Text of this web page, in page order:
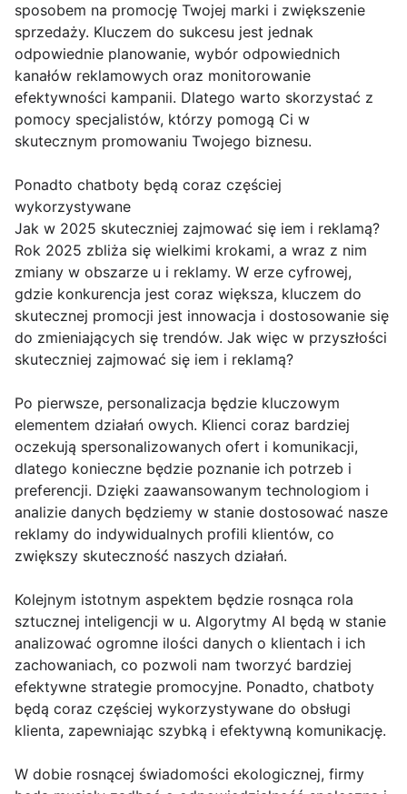
sposobem na promocję Twojej marki i zwiększenie
sprzedaży. Kluczem do sukcesu jest jednak
odpowiednie planowanie, wybór odpowiednich
kanałów reklamowych oraz monitorowanie
efektywności kampanii. Dlatego warto skorzystać z
pomocy specjalistów, którzy pomogą Ci w
skutecznym promowaniu Twojego biznesu.
Ponadto chatboty będą coraz częściej
wykorzystywane
Jak w 2025 skuteczniej zajmować się iem i reklamą?
Rok 2025 zbliża się wielkimi krokami, a wraz z nim
zmiany w obszarze u i reklamy. W erze cyfrowej,
gdzie konkurencja jest coraz większa, kluczem do
skutecznej promocji jest innowacja i dostosowanie się
do zmieniających się trendów. Jak więc w przyszłości
skuteczniej zajmować się iem i reklamą?
Po pierwsze, personalizacja będzie kluczowym
elementem działań owych. Klienci coraz bardziej
oczekują spersonalizowanych ofert i komunikacji,
dlatego konieczne będzie poznanie ich potrzeb i
preferencji. Dzięki zaawansowanym technologiom i
analizie danych będziemy w stanie dostosować nasze
reklamy do indywidualnych profili klientów, co
zwiększy skuteczność naszych działań.
Kolejnym istotnym aspektem będzie rosnąca rola
sztucznej inteligencji w u. Algorytmy AI będą w stanie
analizować ogromne ilości danych o klientach i ich
zachowaniach, co pozwoli nam tworzyć bardziej
efektywne strategie promocyjne. Ponadto, chatboty
będą coraz częściej wykorzystywane do obsługi
klienta, zapewniając szybką i efektywną komunikację.
W dobie rosnącej świadomości ekologicznej, firmy